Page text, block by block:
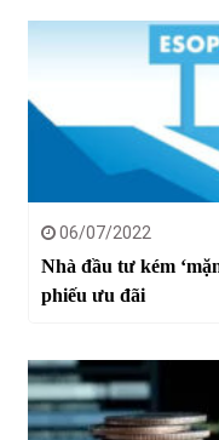
06/07/2022
Nhà đầu tư kém
phiếu ưu đãi